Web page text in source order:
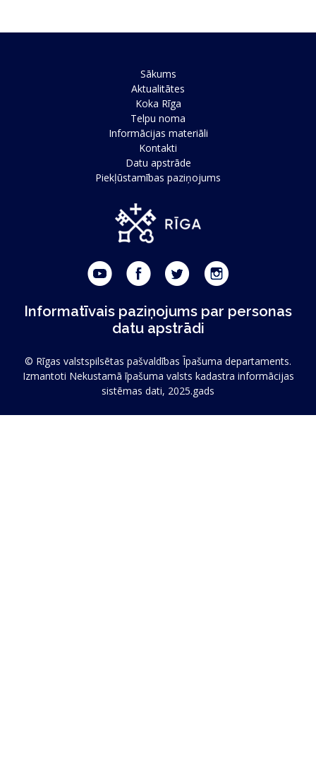
Sākums
Aktualitātes
Koka Rīga
Telpu noma
Informācijas materiāli
Kontakti
Datu apstrāde
Piekļūstamības paziņojums
Informatīvais paziņojums par personas
datu apstrādi
© Rīgas valstspilsētas pašvaldības Īpašuma departaments.
Izmantoti Nekustamā īpašuma valsts kadastra informācijas
sistēmas dati, 2025.gads